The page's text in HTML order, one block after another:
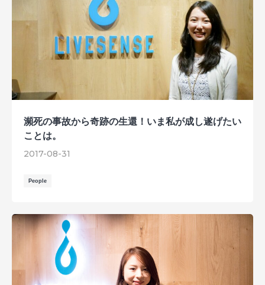
瀕死の事故から奇跡の生還！いま私が成し遂げたい
ことは。
2017-08-31
People